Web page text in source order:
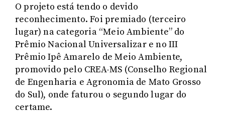
O projeto está tendo o devido
reconhecimento. Foi premiado (terceiro
lugar) na categoria “Meio Ambiente” do
Prêmio Nacional Universalizar e no III
Prêmio Ipê Amarelo de Meio Ambiente,
promovido pelo CREA-MS (Conselho Regional
de Engenharia e Agronomia de Mato Grosso
do Sul), onde faturou o segundo lugar do
certame.